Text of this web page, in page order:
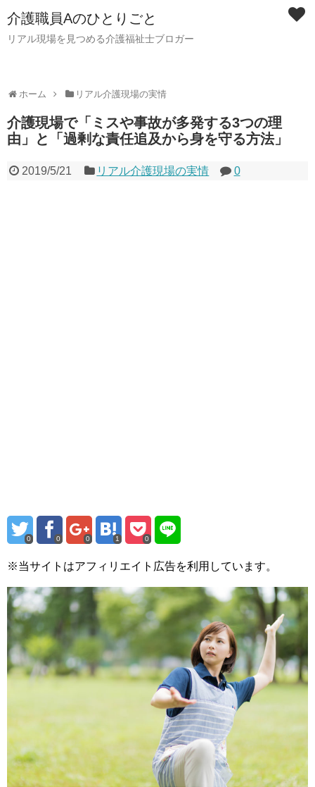
介護職員Aのひとりごと
リアル現場を見つめる介護福祉士ブロガー
ホーム リアル介護現場の実情
介護現場で「ミスや事故が多発する3つの理
由」と「過剰な責任追及から身を守る方法」
2019/5/21 リアル介護現場の実情 0
0 0 0 1 0
※当サイトはアフィリエイト広告を利用しています。